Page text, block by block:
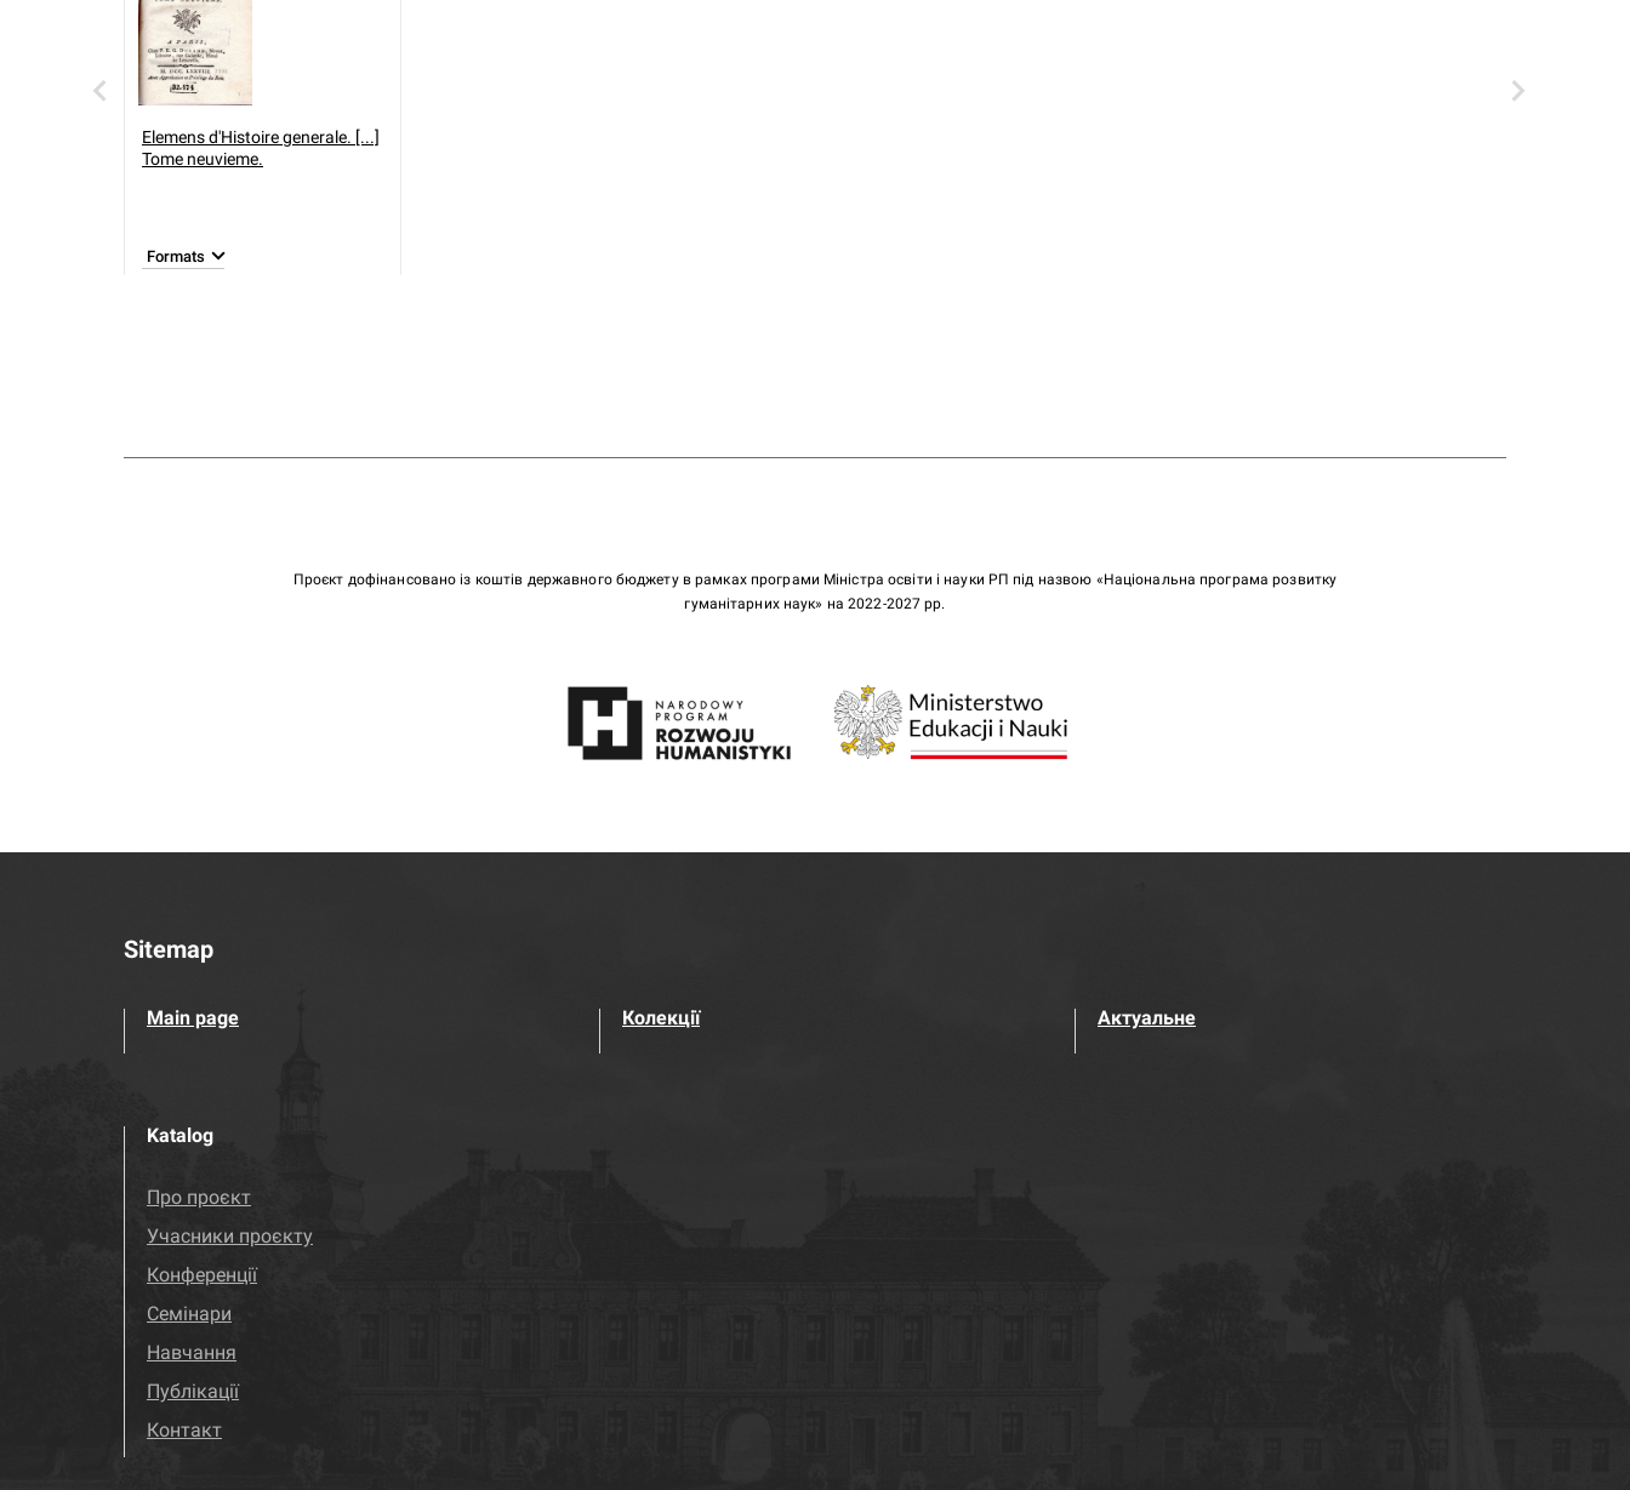
Elemens d'Histoire generale. [...]
Tome neuvieme.
Formats
Проєкт дофінансовано із коштів державного бюджету в рамках програми Міністра освіти і науки РП під назвою «Національна програма розвитку
гуманітарних наук» на 2022-2027 рр.
Sitemap
Main page Колекції Актуальне
Katalog
Про проєкт
Учасники проєкту
Конференції
Семінари
Навчання
Публікації
Контакт